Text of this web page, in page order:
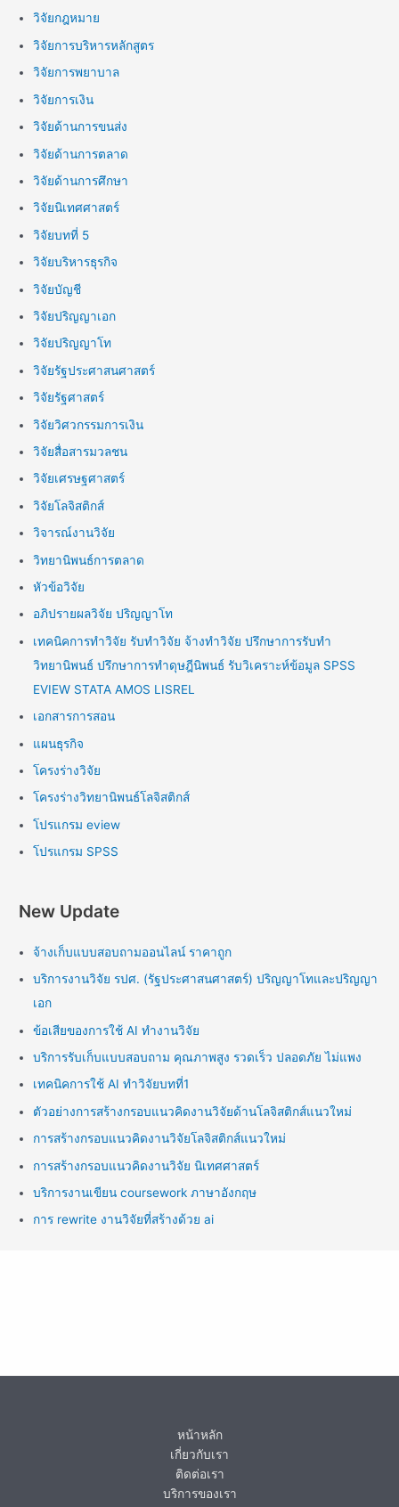
วิจัยกฎหมาย
วิจัยการบริหารหลักสูตร
วิจัยการพยาบาล
วิจัยการเงิน
วิจัยด้านการขนส่ง
วิจัยด้านการตลาด
วิจัยด้านการศึกษา
วิจัยนิเทศศาสตร์
วิจัยบทที่ 5
วิจัยบริหารธุรกิจ
วิจัยบัญชี
วิจัยปริญญาเอก
วิจัยปริญญาโท
วิจัยรัฐประศาสนศาสตร์
วิจัยรัฐศาสตร์
วิจัยวิศวกรรมการเงิน
วิจัยสื่อสารมวลชน
วิจัยเศรษฐศาสตร์
วิจัยโลจิสติกส์
วิจารณ์งานวิจัย
วิทยานิพนธ์การตลาด
หัวข้อวิจัย
อภิปรายผลวิจัย ปริญญาโท
เทคนิคการทำวิจัย รับทำวิจัย จ้างทำวิจัย ปรึกษาการรับทำ
วิทยานิพนธ์ ปรึกษาการทำดุษฎีนิพนธ์ รับวิเคราะห์ข้อมูล SPSS
EVIEW STATA AMOS LISREL
เอกสารการสอน
แผนธุรกิจ
โครงร่างวิจัย
โครงร่างวิทยานิพนธ์โลจิสติกส์
โปรแกรม eview
โปรแกรม SPSS
New Update
จ้างเก็บแบบสอบถามออนไลน์ ราคาถูก
บริการงานวิจัย รปศ. (รัฐประศาสนศาสตร์) ปริญญาโทและปริญญา
เอก
ข้อเสียของการใช้ AI ทำงานวิจัย
บริการรับเก็บแบบสอบถาม คุณภาพสูง รวดเร็ว ปลอดภัย ไม่แพง
เทคนิคการใช้ AI ทำวิจัยบทที่1
ตัวอย่างการสร้างกรอบแนวคิดงานวิจัยด้านโลจิสติกส์แนวใหม่
การสร้างกรอบแนวคิดงานวิจัยโลจิสติกส์แนวใหม่
การสร้างกรอบแนวคิดงานวิจัย นิเทศศาสตร์
บริการงานเขียน coursework ภาษาอังกฤษ
การ rewrite งานวิจัยที่สร้างด้วย ai
หน้าหลัก
เกี่ยวกับเรา
ติดต่อเรา
บริการของเรา